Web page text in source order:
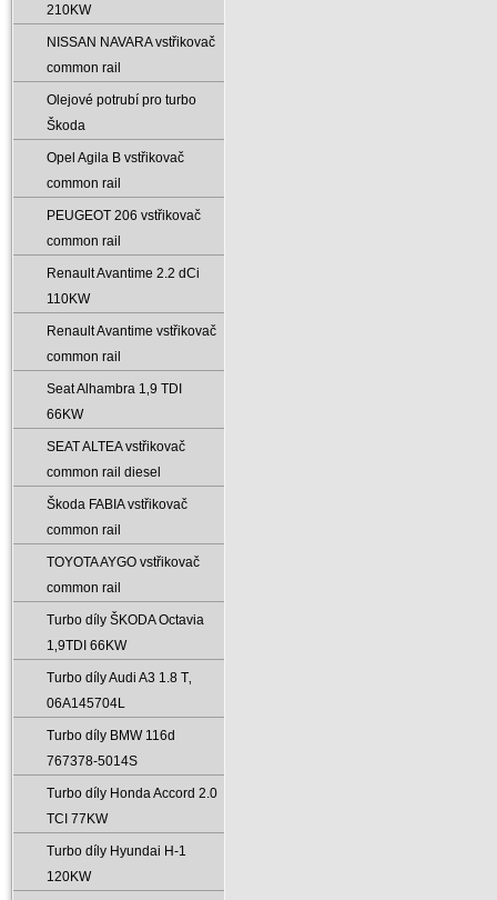
210KW
NISSAN NAVARA vstřikovač
common rail
Olejové potrubí pro turbo
Škoda
Opel Agila B vstřikovač
common rail
PEUGEOT 206 vstřikovač
common rail
Renault Avantime 2.2 dCi
110KW
Renault Avantime vstřikovač
common rail
Seat Alhambra 1‚9 TDI
66KW
SEAT ALTEA vstřikovač
common rail diesel
Škoda FABIA vstřikovač
common rail
TOYOTA AYGO vstřikovač
common rail
Turbo díly ŠKODA Octavia
1‚9TDI 66KW
Turbo díly Audi A3 1.8 T‚
06A145704L
Turbo díly BMW 116d
767378-5014S
Turbo díly Honda Accord 2.0
TCI 77KW
Turbo díly Hyundai H-1
120KW